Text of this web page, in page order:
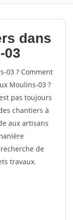
dans
03
03 ? Comment
Moulins-03 ?
pas toujours
chantiers à
aux artisans
de
travaux.